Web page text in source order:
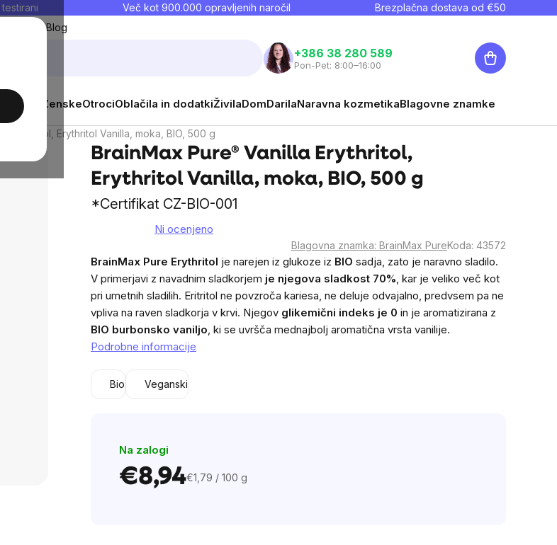
Več kot 900.000 opravljenih naročil Brezplačna dostava od €50
priljubljeniBlog
+386 38 280 589
Pon-Pet: 8:00–16:00
Košarica
Moški ŽenskeOtrociOblačila in dodatkiŽivilaDomDarilaNaravna kozmetikaBlagovne znamke
Erythritol, Erythritol Vanilla, moka, BIO, 500 g
BrainMax Pure® Vanilla Erythritol,
Erythritol Vanilla, moka, BIO, 500 g
*Certifikat CZ-BIO-001
rating
is
0,0
of
stars.
Ni ocenjeno
Blagovna znamka: BrainMax PureKoda: 43572
BrainMax Pure Erythritol je narejen iz glukoze iz BIO sadja, zato je naravno sladilo.
V primerjavi z navadnim sladkorjem je njegova sladkost 70%, kar je veliko več kot
pri umetnih sladilih. Eritritol ne povzroča kariesa, ne deluje odvajalno, predvsem pa ne
vpliva na raven sladkorja v krvi. Njegov glikemični indeks je 0 in je aromatizirana z
BIO burbonsko vaniljo, ki se uvršča mednajbolj aromatična vrsta vanilije.
Podrobne informacije
Bio Veganski
Na zalogi
€8,94Cena
€1,79 / 100 g